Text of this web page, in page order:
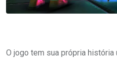
O jogo tem sua própria